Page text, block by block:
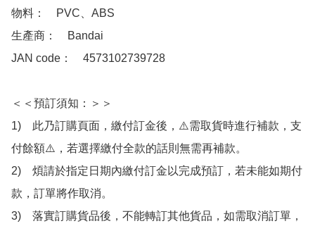
物料：　PVC、ABS
生產商：　Bandai
JAN code：　4573102739728
＜＜預訂須知：＞＞
1)　此乃訂購頁面，繳付訂金後，⚠️需取貨時進行補款，支
付餘額⚠️，若選擇繳付全款的話則無需再補款。
2)　煩請於指定日期內繳付訂金以完成預訂，若未能如期付
款，訂單將作取消。
3)　落實訂購貨品後，不能轉訂其他貨品，如需取消訂單，